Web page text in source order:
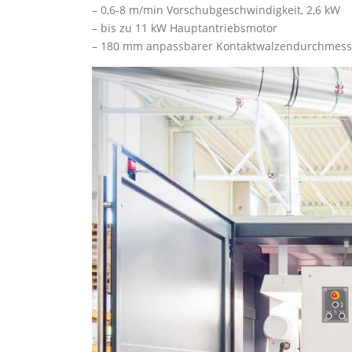
– 0,6-8 m/min Vorschubgeschwindigkeit, 2,6 kW
– bis zu 11 kW Hauptantriebsmotor
– 180 mm anpassbarer